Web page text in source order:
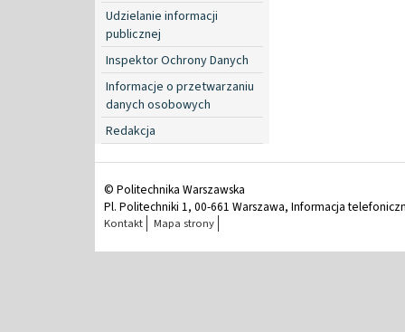
Udzielanie informacji
publicznej
Inspektor Ochrony Danych
Informacje o przetwarzaniu
danych osobowych
Redakcja
© Politechnika Warszawska
Pl. Politechniki 1, 00-661 Warszawa, Informacja
Kontakt Mapa strony